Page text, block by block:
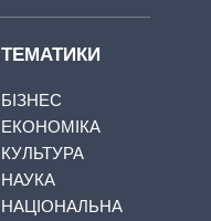
ТЕМАТИКИ
БІЗНЕС
ЕКОНОМІКА
КУЛЬТУРА
НАУКА
НАЦІОНАЛЬНА